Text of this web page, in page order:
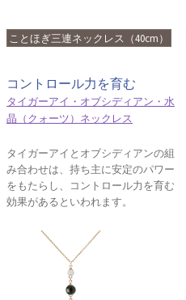
ことほぎ三連ネックレス（40cm）
コントロール力を育む
タイガーアイ・オブシディアン・水
晶（クォーツ）ネックレス
タイガーアイとオブシディアンの組
み合わせは、持ち主に安定のパワー
をもたらし、コントロール力を育む
効果があるといわれます。